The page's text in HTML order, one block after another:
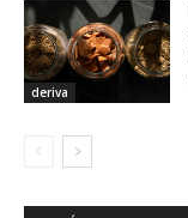
deriva